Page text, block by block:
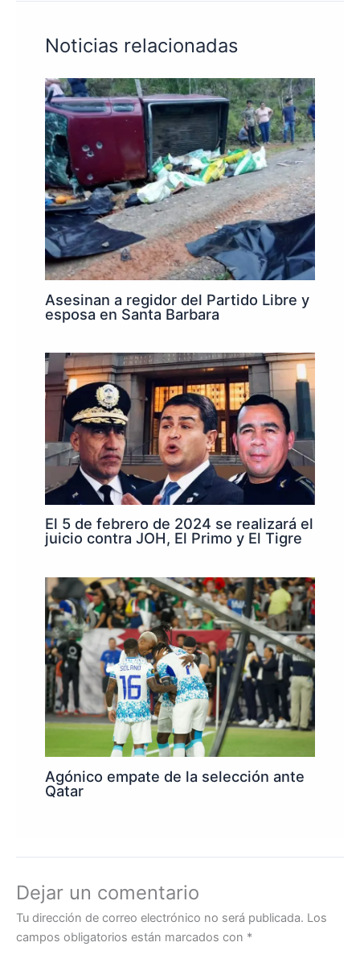
Noticias relacionadas
Asesinan a regidor del Partido Libre y
esposa en Santa Barbara
El 5 de febrero de 2024 se realizará el
juicio contra JOH, El Primo y El Tigre
Agónico empate de la selección ante
Qatar
Dejar un comentario
Tu dirección de correo electrónico no será publicada. Los
campos obligatorios están marcados con *